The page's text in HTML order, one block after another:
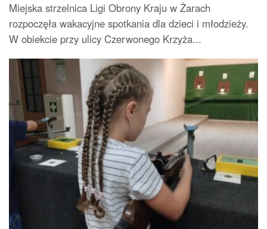
Miejska strzelnica Ligi Obrony Kraju w Żarach
rozpoczęła wakacyjne spotkania dla dzieci i młodzieży.
W obiekcie przy ulicy Czerwonego Krzyża...